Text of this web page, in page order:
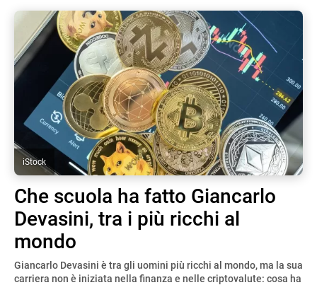
iStock
Che scuola ha fatto Giancarlo
Devasini, tra i più ricchi al
mondo
Giancarlo Devasini è tra gli uomini più ricchi al mondo, ma la sua
carriera non è iniziata nella finanza e nelle criptovalute: cosa ha